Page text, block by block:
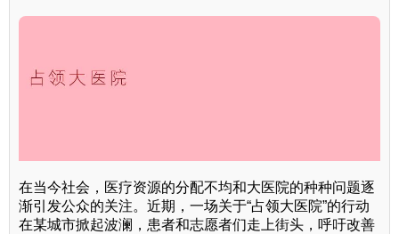
在当今社会，医疗资源的分配不均和大医院的种种问题逐
渐引发公众的关注。近期，一场关于“占领大医院”的行动
在某城市掀起波澜，患者和志愿者们走上街头，呼吁改善